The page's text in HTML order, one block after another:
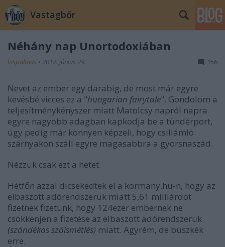
Vastagbőr
Néhány nap Unortodoxiában
laspalmas • 2012. június 29. 156
Nevet az ember egy darabig, de most már egyre
kevésbé vicces ez a "hungarian fairytale". Gondolom a
teljesítménykényszer miatt Matolcsy napról napra
egyre nagyobb adagban kapkodja be a tündérport,
úgy pedig már könnyen képzeli, hogy csillámló
szárnyakon száll egyre magasabbra a gyorsnaszád.
Nézzük csak ezt a hetet.
Hétfőn azzal dicsekedtek el a kormany.hu-n, hogy az
elbaszott adórendszerük miatt 5,61 milliárdot
fizetnekfizetünk, hogy 124ezer embernek ne
csökkenjen a fizetése az elbaszott adórendszerük
(szándékos szóismétlés) miatt. Agyrém, de büszkék
erre.